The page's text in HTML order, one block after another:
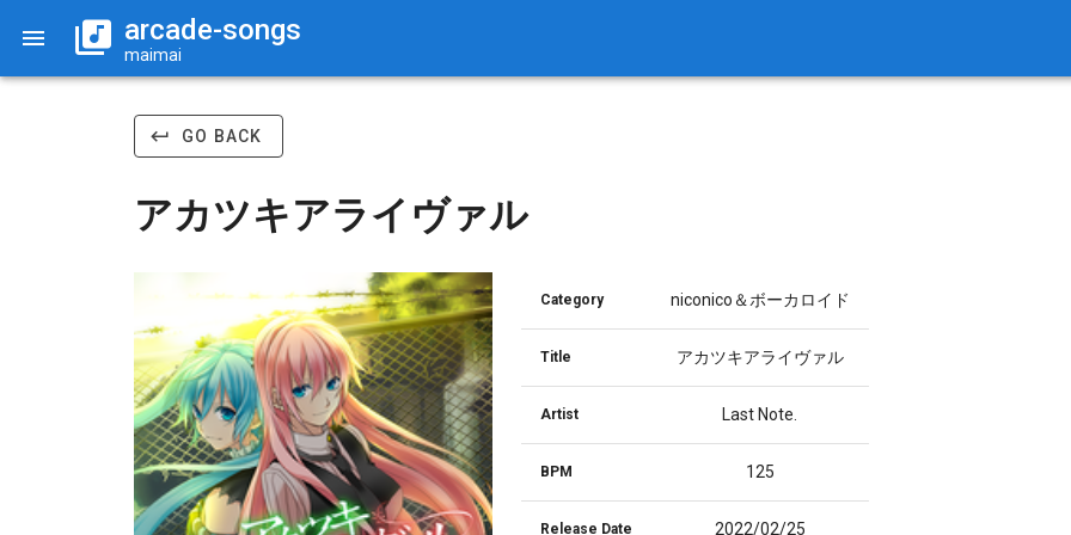
arcade-songs
maimai
GO BACK
アカツキアライヴァル
Category niconico＆ボーカロイド
Title アカツキアライヴァル
Artist Last Note.
BPM 125
Release Date 2022/02/25